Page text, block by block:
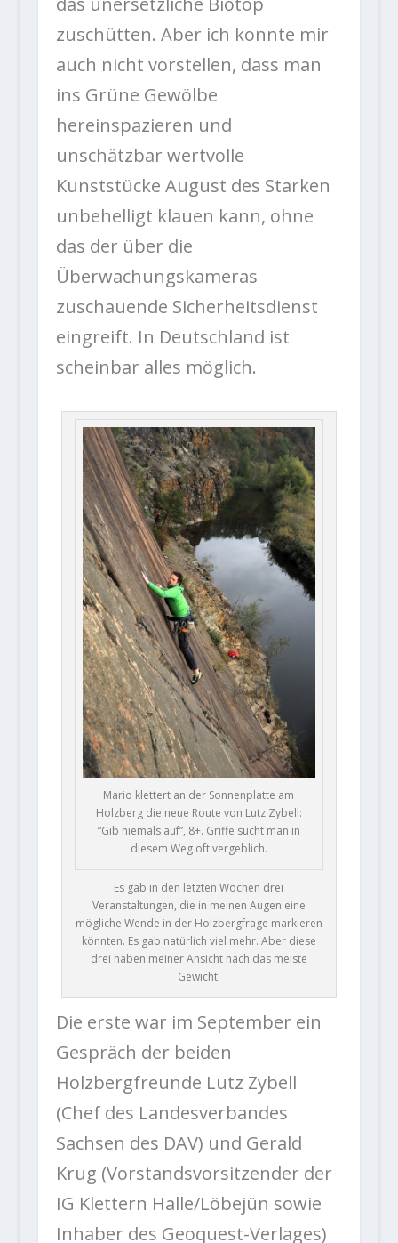
zuschütten. Aber ich konnte mir
auch nicht vorstellen, dass man
ins Grüne Gewölbe
hereinspazieren und
unschätzbar wertvolle
Kunststücke August des Starken
unbehelligt klauen kann, ohne
das der über die
Überwachungskameras
zuschauende Sicherheitsdienst
eingreift. In Deutschland ist
scheinbar alles möglich.
Mario klettert an der Sonnenplatte am
Holzberg die neue Route von Lutz Zybell:
“Gib niemals auf”, 8+. Griffe sucht man in
diesem Weg oft vergeblich.
Es gab in den letzten Wochen drei
Veranstaltungen, die in meinen Augen eine
mögliche Wende in der Holzbergfrage markieren
könnten. Es gab natürlich viel mehr. Aber diese
drei haben meiner Ansicht nach das meiste
Gewicht.
Die erste war im September ein
Gespräch der beiden
Holzbergfreunde Lutz Zybell
(Chef des Landesverbandes
Sachsen des DAV) und Gerald
Krug (Vorstandsvorsitzender der
IG Klettern Halle/Löbejün sowie
Inhaber des Geoquest-Verlages)